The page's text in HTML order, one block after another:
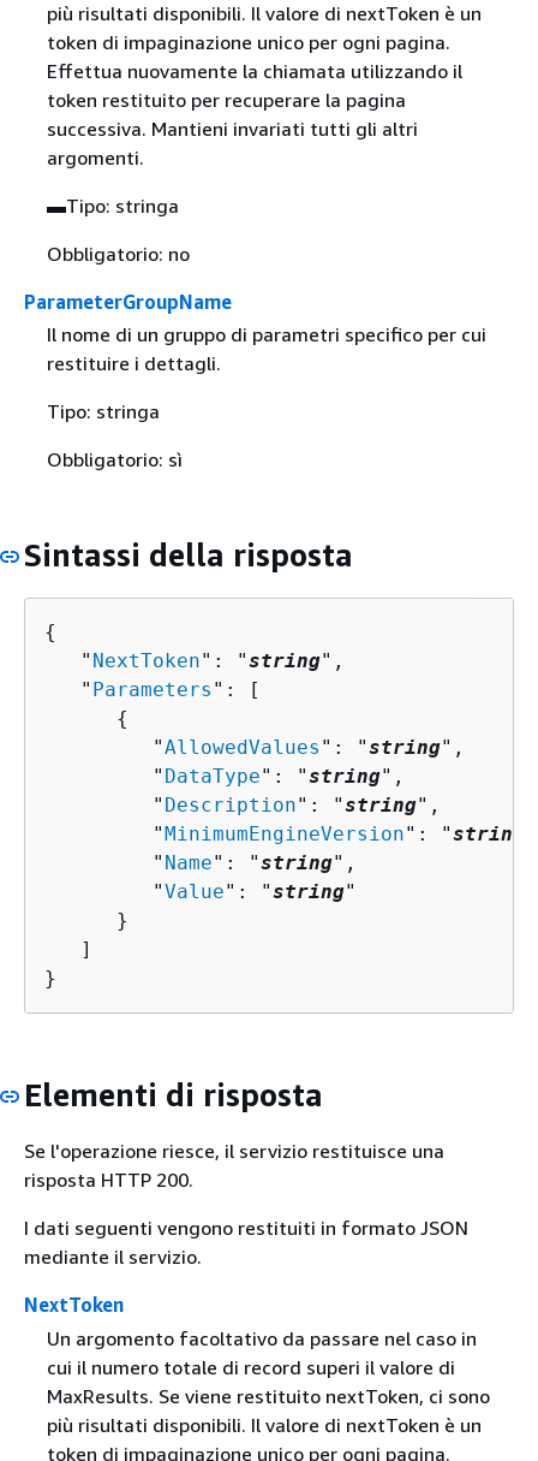
più risultati disponibili. Il valore di nextToken è un
token di impaginazione unico per ogni pagina.
Effettua nuovamente la chiamata utilizzando il
token restituito per recuperare la pagina
successiva. Mantieni invariati tutti gli altri
argomenti.
▬Tipo: stringa
Obbligatorio: no
ParameterGroupName
Il nome di un gruppo di parametri specifico per cui
restituire i dettagli.
Tipo: stringa
Obbligatorio: sì
Sintassi della risposta
{
   "
NextToken": "string",
   "
Parameters ": [
{
         "
AllowedValues ": "string",
         "
DataType": "string",
         "
Description": "string",
         "
MinimumEngineVersion": "string
         "
Name": "string",
         "
Value": "string"
      }
   ]
}
Elementi di risposta
Se l'operazione riesce, il servizio restituisce una
risposta HTTP 200.
I dati seguenti vengono restituiti in formato JSON
mediante il servizio.
NextToken
Un argomento facoltativo da passare nel caso in
cui il numero totale di record superi il valore di
MaxResults. Se viene restituito nextToken, ci sono
più risultati disponibili. Il valore di nextToken è un
token di impaginazione unico per ogni pagina.